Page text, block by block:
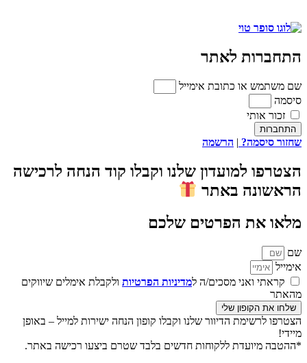
התחברות לאתר
שם משתמש או כתובת אימייל
סיסמה
זכור אותי
התחברות
שחזור סיסמה? הרשמה
הצטרפו למועדון שלנו וקבלו קוד הנחה לרכישה
הראשונה באתר
מלאו את הפרטים שלכם
שם
אימייל
קראתי ואני מסכים/ה למדיניות הפרטיותולקבלת אימלים שיווקים
מהאתר
שלחו את הקופון שלי
הצטרפו לרשימת הדיוור שלנו וקבלו קופון הנחה ישירות למייל – באופן
מיידי!
*ההטבה מיועדת ללקוחות חדשים בלבד שטרם ביצעו רכישה באתר.